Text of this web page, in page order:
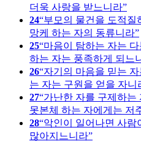
더욱 사랑을 받느니라
24 부모의 물건을 도적질
망케 하는 자의 동류니라
25 마음이 탐하는 자는
하는 자는 풍족하게 되느
26 자기의 마음을 믿는
는 자는 구원을 얻을 자니
27 가난한 자를 구제하는
못본체 하는 자에게는 저
28 악인이 일어나면 사람
많아지느니라